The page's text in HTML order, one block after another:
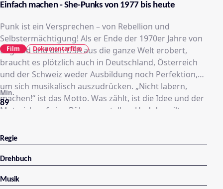
Einfach machen - She-Punks von 1977 bis heute
Punk ist ein Versprechen – von Rebellion und
Selbstermächtigung! Als er Ende der 1970er Jahre von
England und den USA aus die ganze Welt erobert,
braucht es plötzlich auch in Deutschland, Österreich
und der Schweiz weder Ausbildung noch Perfektion,
um sich musikalisch auszudrücken. „Nicht labern,
machen!“ ist das Motto. Was zählt, ist die Idee und der
Mut, sich auf eine Bühne zu stellen. Und das gilt ganz
gründen sich Östro 430, in West-Berlin Mania D, später
Malaria!, und in Zürich Kleenex, später LiLiput. Ihre
Vorbilder stammen aus England und heißen X-Ray
entstehen Songs über weibliche Rollenklischees und
89
Min.
Film Dokumentarfilm
Regie
Drehbuch
Musik